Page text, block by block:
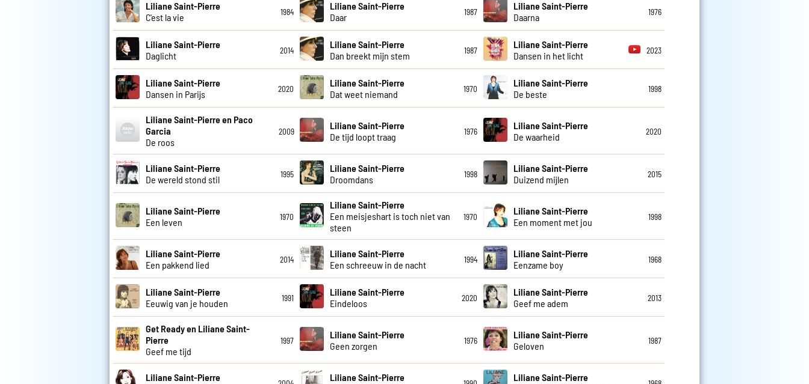
Liliane Saint-Pierre
C'est la vie
1984
Liliane Saint-Pierre
Daar
1987
Liliane Saint-Pierre
Daarna
1976
Liliane Saint-Pierre
Daglicht
2014
Liliane Saint-Pierre
Dan breekt mijn stem
1987
Liliane Saint-Pierre
Dansen in het licht
2023
Liliane Saint-Pierre
Dansen in Parijs
2020
Liliane Saint-Pierre
Dat weet niemand
1970
Liliane Saint-Pierre
De beste
1998
Liliane Saint-Pierre en Paco
Garcia
De roos
2009
Liliane Saint-Pierre
De tijd loopt traag
1976
Liliane Saint-Pierre
De waarheid
2020
Liliane Saint-Pierre
De wereld stond stil
1995
Liliane Saint-Pierre
Droomdans
1998
Liliane Saint-Pierre
Duizend mijlen
2015
Liliane Saint-Pierre
Een leven
1970
Liliane Saint-Pierre
Een meisjeshart is toch niet van
steen
1970
Liliane Saint-Pierre
Een moment met jou
1998
Liliane Saint-Pierre
Een pakkend lied
2014
Liliane Saint-Pierre
Een schreeuw in de nacht
1994
Liliane Saint-Pierre
Eenzame boy
1968
Liliane Saint-Pierre
Eeuwig van je houden
1991
Liliane Saint-Pierre
Eindeloos
2020
Liliane Saint-Pierre
Geef me adem
2013
Get Ready en Liliane Saint-
Pierre
Geef me tijd
1997
Liliane Saint-Pierre
Geen zorgen
1976
Liliane Saint-Pierre
Geloven
1987
Liliane Saint-Pierre
Liliane Saint-Pierre
Liliane Saint-Pierre